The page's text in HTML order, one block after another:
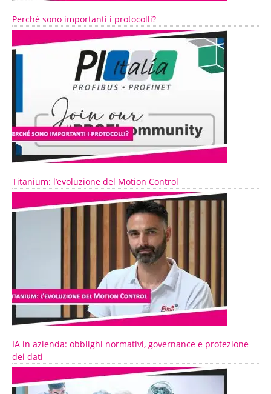
Perché sono importanti i protocolli?
Titanium: l’evoluzione del Motion Control
IA in azienda: obblighi normativi, governance e protezione
dei dati